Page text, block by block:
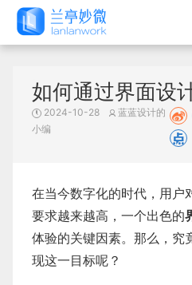
如何通过界面设
2024-10-28
蓝蓝设计的
小编
在当今数字化的时代，用户
要求越来越高，一个出色的
体验的关键因素。那么，究
现这一目标呢？